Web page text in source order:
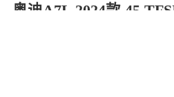
奥迪A7L 2024款 45